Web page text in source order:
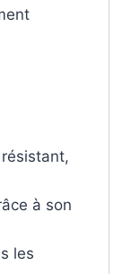
à son
les